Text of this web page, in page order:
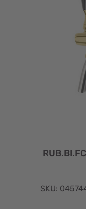
SKU: